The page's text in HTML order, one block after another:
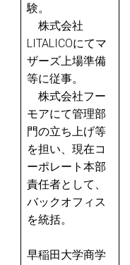
験。
株式会社
LITALICOにてマ
ザーズ上場準備
等に従事。
株式会社フー
モアにて管理部
門の立ち上げ等
を担い、現在コ
ーポレート本部
責任者として、
バックオフィス
を統括。
早稲田大学商学